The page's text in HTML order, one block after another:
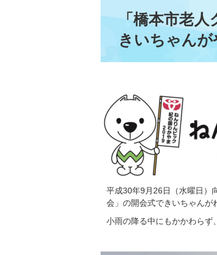
「橋本市老人
きいちゃん
平成30年9月26日（水曜日）
会」の開会式できいちゃんが
小雨の降る中にもかかわらず